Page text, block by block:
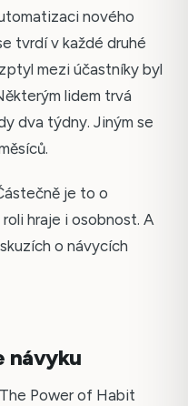
nového
tvrdí v každé druhé
mezi účastníky byl
lidem trvá
dva týdny. Jiným se
je to o
hraje i osobnost. A
o návycích
návyku
Power of Habit